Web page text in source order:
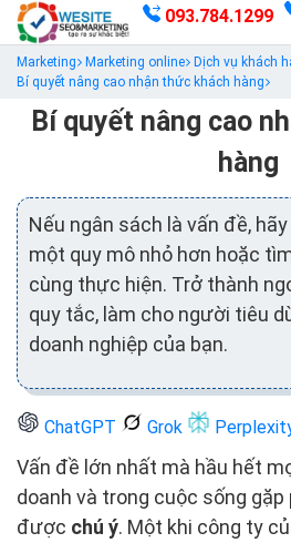
093.784.1299
Marketing Marketing online
Dịch vụ khách
Bí quyết nâng cao nhận thức khách hàng
Bí quyết nâng cao
hàng
Nếu ngân sách là vấn đề,
một quy mô nhỏ hơn hoặc
cùng thực hiện. Trở thành
quy tắc, làm cho người tiêu
doanh nghiệp của bạn.
ChatGPT Grok
Vấn đề lớn nhất mà hầu hết
doanh và trong cuộc sống gặp
được chú ý. Một khi công ty